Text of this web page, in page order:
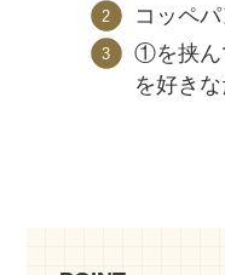
コッペ
①を挟ん
を好きな